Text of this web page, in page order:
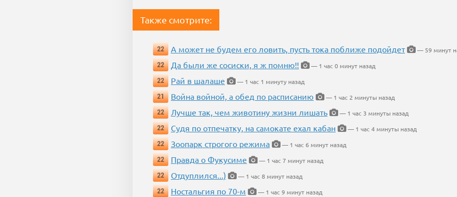
Также смотрите:
22 А может не будем его ловить, пусть тока поближе подойдет
— 59 минут
22
Да были же сосиски, я ж помню!!
— 1 час 0 минут назад
22
Рай в шалаше
— 1 час 1 минуту назад
21
Война войной, а обед по расписанию
— 1 час 2 минуты назад
22
Лучше так, чем животину жизни лишать
— 1 час 3 минуты назад
22
Судя по отпечатку, на самокате ехал кабан
— 1 час 4 минуты назад
22
Зоопарк строгого режима
— 1 час 6 минут назад
22
Правда о Фукусиме
— 1 час 7 минут назад
22
Отдуплился...)
— 1 час 8 минут назад
22
Ностальгия по 70-м — 1 час 9 минут назад